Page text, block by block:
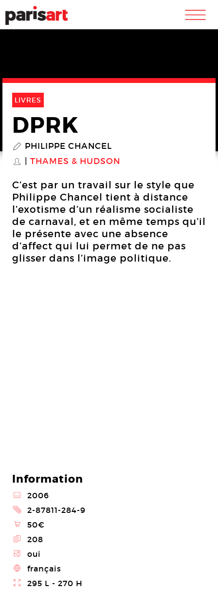
m
LIVRES
DPRK
P PHILIPPE CHANCEL
S THAMES & HUDSON
C’est par un travail sur le style que
Philippe Chancel tient à distance
l’exotisme d’un réalisme socialiste
de carnaval, et en même temps qu’il
le présente avec une absence
d’affect qui lui permet de ne pas
glisser dans l’image politique.
Information
@ 2006
2 2-87811-284-9
\ 50€
E 208
Z oui
4 français
} 295 L - 270 H